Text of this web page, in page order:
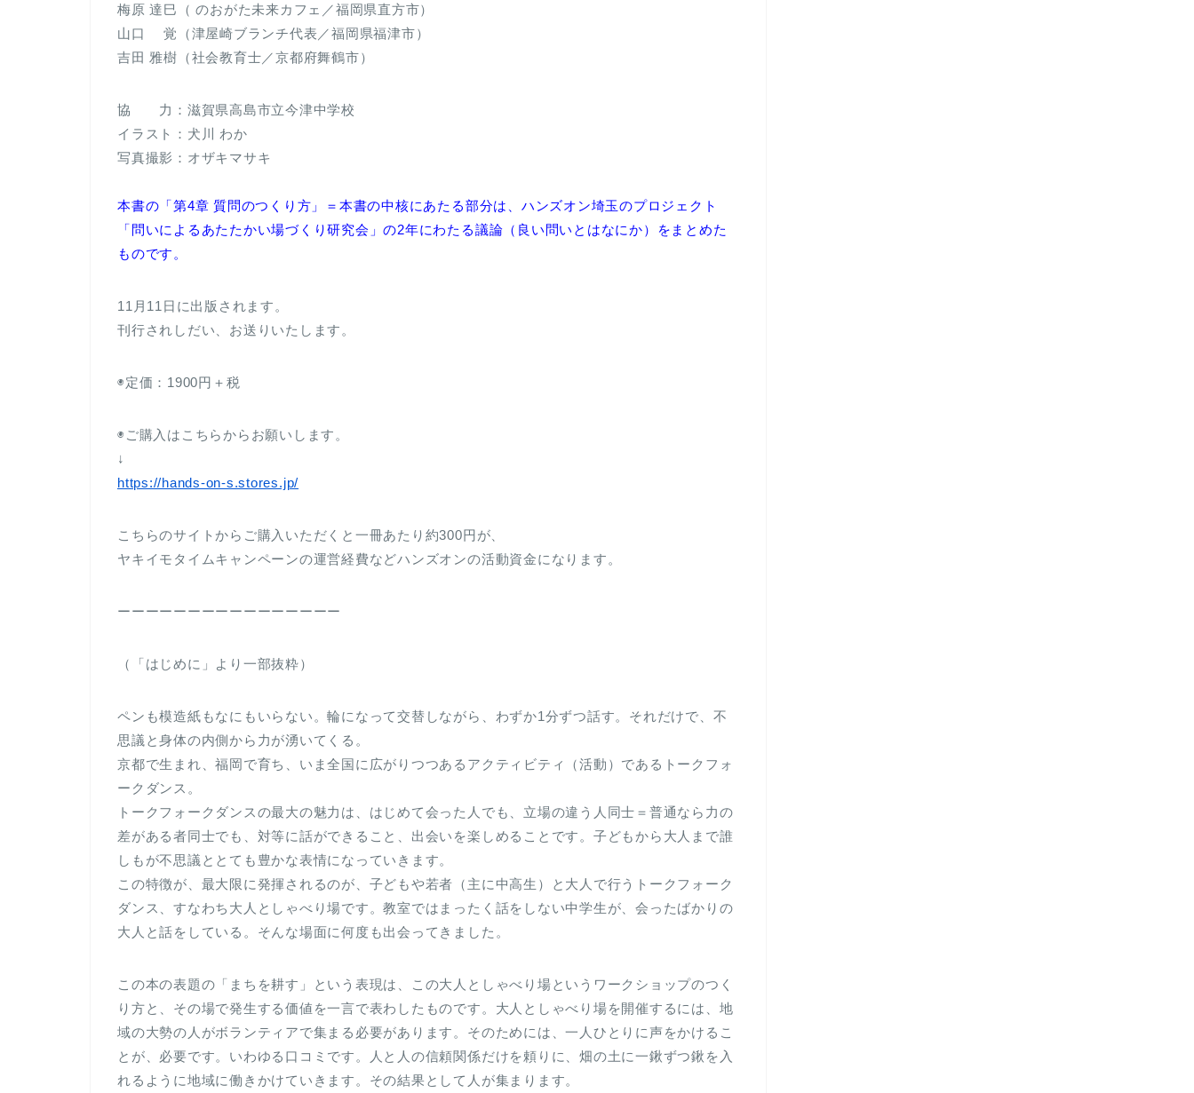
梅原 達巳（ のおがた未来カフェ／福岡県直方市）
山口 覚（津屋崎ブランチ代表／福岡県福津市）
吉田 雅樹（社会教育士／京都府舞鶴市）
協 力：滋賀県高島市立今津中学校
イラスト：犬川 わか
写真撮影：オザキマサキ
本書の「第4章 質問のつくり方」＝本書の中核にあたる部分は、ハンズオン埼玉のプロジェクト
「問いによるあたたかい場づくり研究会」の2年にわたる議論（良い問いとはなにか）をまとめた
ものです。
11月11日に出版されます。
刊行されしだい、お送りいたします。
◉定価：1900円＋税
◉ご購入はこちらからお願いします。
↓
https://hands-on-s.stores.jp/
こちらのサイトからご購入いただくと一冊あたり約300円が、
ヤキイモタイムキャンペーンの運営経費などハンズオンの活動資金になります。
ーーーーーーーーーーーーーーーー
（「はじめに」より一部抜粋）
ペンも模造紙もなにもいらない。輪になって交替しながら、わずか1分ずつ話す。それだけで、不
思議と身体の内側から力が湧いてくる。
京都で生まれ、福岡で育ち、いま全国に広がりつつあるアクティビティ（活動）であるトークフォ
ークダンス。
トークフォークダンスの最大の魅力は、はじめて会った人でも、立場の違う人同士＝普通なら力の
差がある者同士でも、対等に話ができること、出会いを楽しめることです。子どもから大人まで誰
しもが不思議ととても豊かな表情になっていきます。
この特徴が、最大限に発揮されるのが、子どもや若者（主に中高生）と大人で行うトークフォーク
ダンス、すなわち大人としゃべり場です。教室ではまったく話をしない中学生が、会ったばかりの
大人と話をしている。そんな場面に何度も出会ってきました。
この本の表題の「まちを耕す」という表現は、この大人としゃべり場というワークショップのつく
り方と、その場で発生する価値を一言で表わしたものです。大人としゃべり場を開催するには、地
域の大勢の人がボランティアで集まる必要があります。そのためには、一人ひとりに声をかけるこ
とが、必要です。いわゆる口コミです。人と人の信頼関係だけを頼りに、畑の土に一鍬ずつ鍬を入
れるように地域に働きかけていきます。その結果として人が集まります。